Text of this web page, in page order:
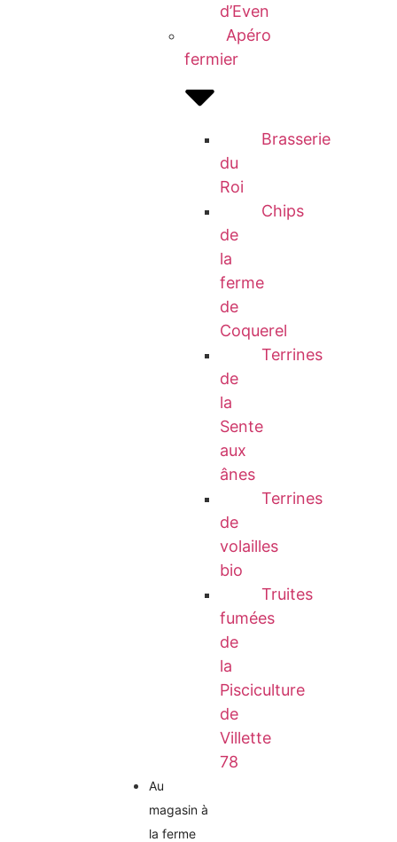
d’Even
Apéro
fermier
Brasserie
du
Roi
Chips
de
la
ferme
de
Coquerel
Terrines
de
la
Sente
aux
ânes
Terrines
de
volailles
bio
Truites
fumées
de
la
Pisciculture
de
Villette
78
Au
magasin à
la ferme